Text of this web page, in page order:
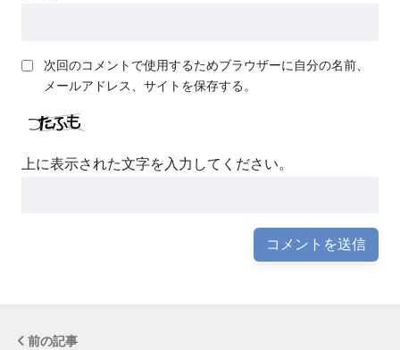
次回のコメントで使用するためブラウザーに自分の名前、
メールアドレス、サイトを保存する。
上に表示された文字を入力してください。
前の記事